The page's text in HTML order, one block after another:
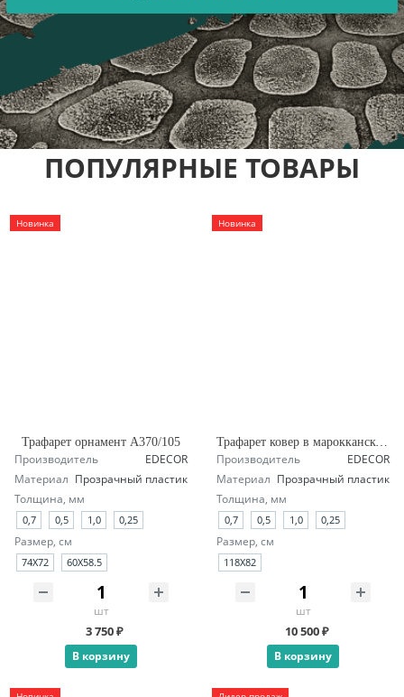
ПОПУЛЯРНЫЕ ТОВАРЫ
Новинка
Трафарет орнамент А370/105
Производитель
EDECOR
Материал Прозрачный пластик
Толщина, мм
0,7 0,5 1,0 0,25
Размер, см
74Х72 60Х58.5
шт
3 750 ₽
В корзину
Новинка
Трафарет ковер в марокканском стиле А145/1904
Производитель
EDECOR
Материал Прозрачный пластик
Толщина, мм
0,7 0,5 1,0 0,25
Размер, см
118X82
шт
10 500 ₽
В корзину